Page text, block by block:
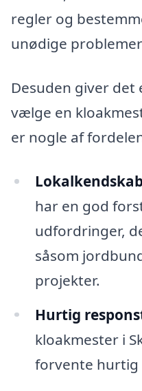
regler og
unødige
Desuden giver
vælge en
er nogle af
har en god
udfordringer,
såsom
projekter.
Hurtig
kloakmester i
forvente